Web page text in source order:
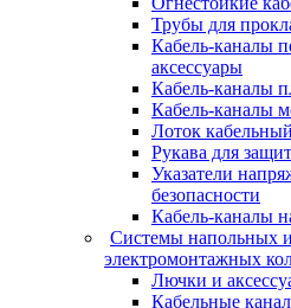
Трубы для
Кабель-каналы
аксессуары
Кабель-каналы
Кабель-каналы
Лоток
Рукава для
Указатели
безопасности
Кабель-каналы
Системы напольных
электромонтажных
Лючки и
Кабельные